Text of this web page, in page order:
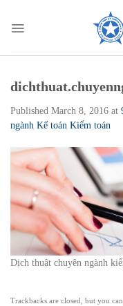
content
Published March 8, 2016 at
ngành Kế toán Kiểm toán
Dịch thuật chuyên ngành
Trackbacks are closed, but you can